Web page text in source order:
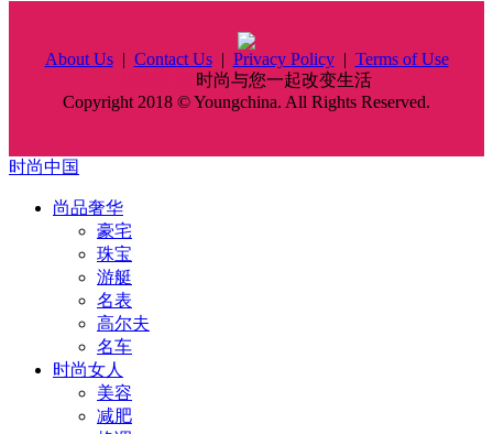
About Us| Contact Us| Privacy Policy| Terms of Use
时尚与您一起改变生活
Copyright 2018 © Youngchina. All Rights Reserved.
时尚中国
尚品奢华
豪宅
珠宝
游艇
名表
高尔夫
名车
时尚女人
美容
减肥